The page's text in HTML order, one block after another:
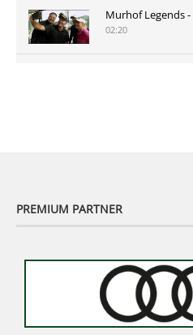
Murhof Legends
02:20
PREMIUM PARTNER